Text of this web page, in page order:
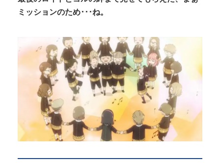
ミッションのため･･･ね。